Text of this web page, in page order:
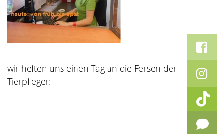
wir heften uns einen Tag an die Fersen der
Tierpfleger: